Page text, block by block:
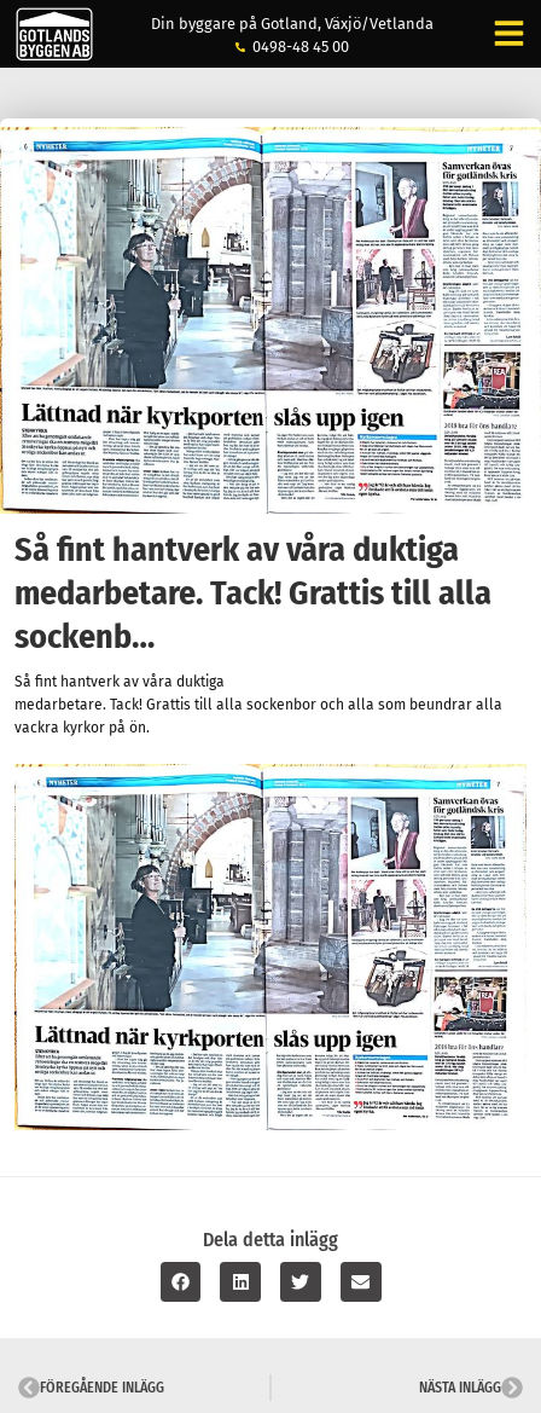
Din byggare på Gotland, Växjö/Vetlanda
0498-48 45 00
Så fint hantverk av våra duktiga
medarbetare. Tack! Grattis till alla
sockenb…
Så fint hantverk av våra duktiga
medarbetare. Tack! Grattis till alla sockenbor och alla som beundrar alla
vackra kyrkor på ön.
Dela detta inlägg
FÖREGÅENDE INLÄGG NÄSTA INLÄGG